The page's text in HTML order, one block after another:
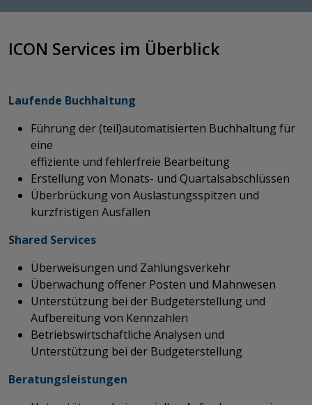
​​​​​​​​​​​​​​​​​​​​​​​​​​​​ICON Services im Überblick​​​​​​​
Laufende Buchhaltung
Führung der (teil)automatisierten Buchhaltung für
eine
effiziente und fehlerfreie Bearbeitung
Erstellung von Monats- und Quartalsabschlüssen
Überbrückung von Auslastungsspitzen und
kurzfristigen Ausfällen
Shared Services
Überweisungen und Zahlungsverkehr
Überwachung offener Posten und Mahnwesen
Unterstützung bei der Budgeterstellung und
Aufbereitung von Kennzahlen
Betriebswirtschaftliche Analysen und
Unterstützung bei der Budgeterstellung
​​​​​​​Beratungsleistungen